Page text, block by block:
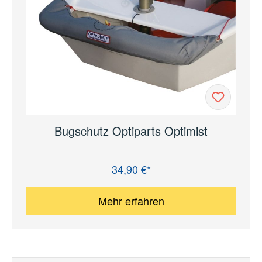
Bugschutz Optiparts Optimist
34,90 €*
Mehr erfahren